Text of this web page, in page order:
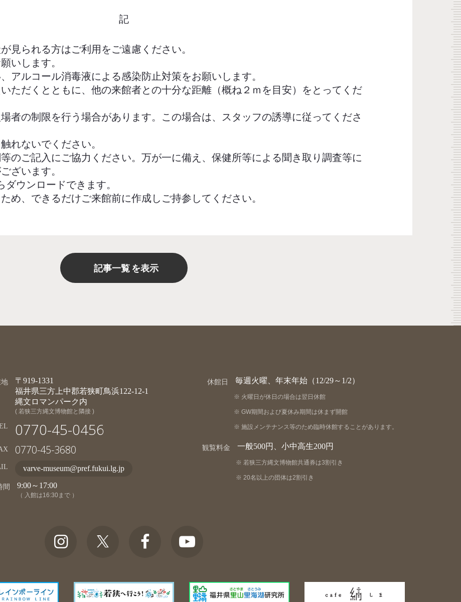
記
見られる方はご利用をご遠慮ください。
いします。
アルコール消毒液による感染防止対策をお願いします。
ただくとともに、他の来館者との十分な距離（概ね２ｍを目安）をとってくだ
者の制限を行う場合があります。この場合は、スタッフの誘導に従ってくださ
れないでください。
のご記入にご協力ください。万が一に備え、保健所等による聞き取り調査等に
ざいます。
ダウンロードできます。
め、できるだけご来館前に作成しご持参してください。
記事一覧 を表示
〒919-1331
福井県三方上中郡若狭町鳥浜122-12-1
縄文ロマンパーク内
( 若狭三方縄文博物館と隣接 )
0770-45-0456
0770-45-3680
varve-museum@pref.fukui.lg.jp
間 9:00～17:00
（ 入館は16:30まで ）
休館日 毎週火曜、年末年始（12/29～1/2）
火曜日が休日の場合は翌日休館
GW期間および夏休み期間は休まず開館
施設メンテナンス等のため臨時休館することがあります。
観覧料金 一般500円、小中高生200円
若狭三方縄文博物館共通券は3割引き
20名以上の団体は2割引き